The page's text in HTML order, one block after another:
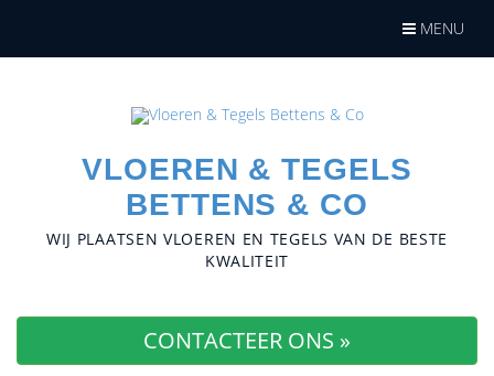
Navigatie
MENU
VLOEREN & TEGELS
BETTENS & CO
WIJ PLAATSEN VLOEREN EN TEGELS VAN DE BESTE
KWALITEIT
CONTACTEER ONS »